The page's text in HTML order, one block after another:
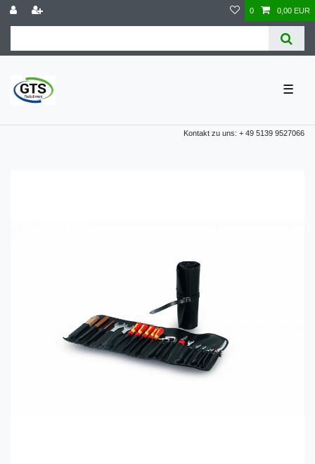
0 0,00 EUR
☰
Kontakt zu uns: + 49 5139 9527066